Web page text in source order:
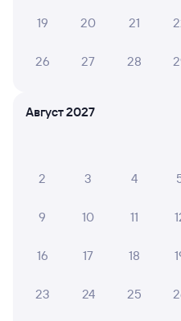
Инструкция по
Обратные билеты из
Расписание поездов в
19 20 21
26 27 28
Август 2027
2 3 4
9 10 11
16 17 18
23 24 25